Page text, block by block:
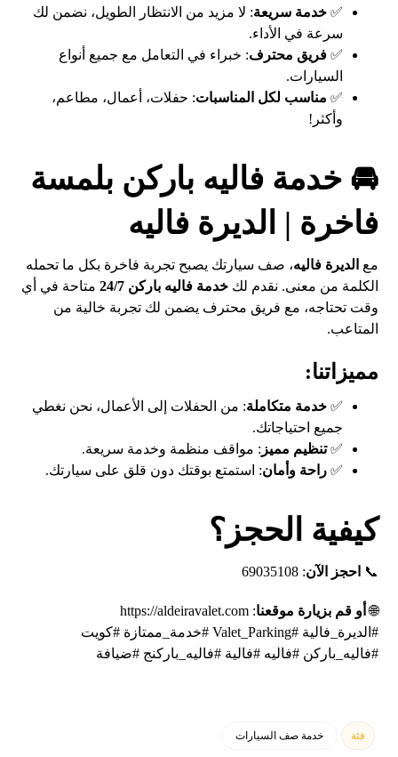
✅خدمة سريعة: لا مزيد من الانتظار الطويل، نضمن لك
سرعة في الأداء.
✅فريق محترف: خبراء في التعامل مع جميع أنواع
السيارات.
✅ مناسب لكل المناسبات: حفلات، أعمال، مطاعم،
وأكثر!
🚘 خدمة فاليه باركن بلمسة
فاخرة | الديرة فاليه
مع الديرة فاليه، صف سيارتك يصبح تجربة فاخرة بكل ما تحمله
الكلمة من معنى. نقدم لكخدمة فاليه باركن 24/7
متاحة في أي
وقت تحتاجه، مع فريق محترف يضمن لك تجربة خالية من
المتاعب.
مميزاتنا:
✅خدمة متكاملة: من الحفلات إلى الأعمال، نحن نغطي
جميع احتياجاتك.
✅تنظيم مميز : مواقف منظمة وخدمة سريعة.
✅راحة وأمان: استمتع بوقتك دون قلق على سيارتك.
كيفية الحجز؟
📞 احجز الآن:
69035108
🌐 أو قم بزيارة موقعنا:
https://aldeiravalet.com
#الديرة_فالية #Valet_Parking #خدمة_ممتازة #كويت
#فاليه_باركن #فاليه #فالية #فاليه_باركنج #ضيافة
فئة خدمة صف السيارات